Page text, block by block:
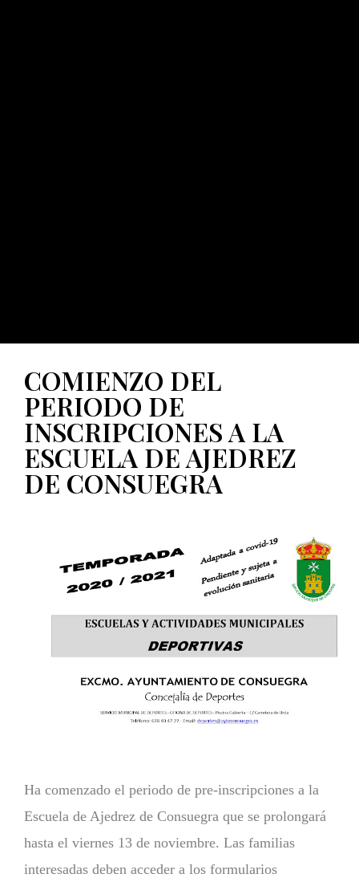
COMIENZO DEL
PERIODO DE
INSCRIPCIONES A LA
ESCUELA DE AJEDREZ
DE CONSUEGRA
Ha comenzado el periodo de pre-inscripciones a la
Escuela de Ajedrez de Consuegra que se prolongará
hasta el viernes 13 de noviembre. Las familias
interesadas deben acceder a los formularios